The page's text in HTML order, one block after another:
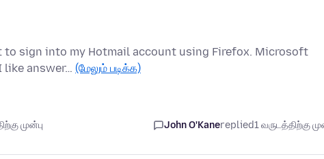
sign into my Hotmail account using Firefox. Microsoft
like answer… (மேலும் படிக்க)
முன்பு John O'Kanereplied1 வருடத்திற்கு